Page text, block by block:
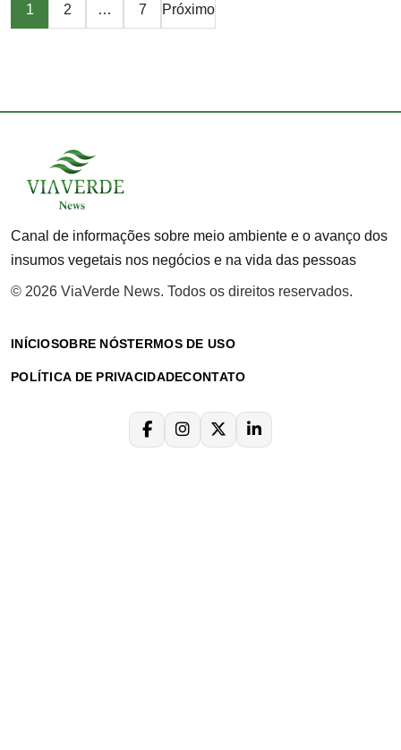
Paginação
1 2 … 7 Próximo
Canal de informações sobre meio ambiente e o avanço dos
insumos vegetais nos negócios e na vida das pessoas
© 2026 ViaVerde News. Todos os direitos reservados.
INÍCIOSOBRE NÓSTERMOS DE USO
POLÍTICA DE PRIVACIDADECONTATO